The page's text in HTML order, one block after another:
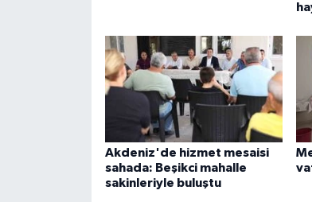
Akdeniz'de hizmet mesaisi
sahada: Beşikci mahalle
sakinleriyle buluştu